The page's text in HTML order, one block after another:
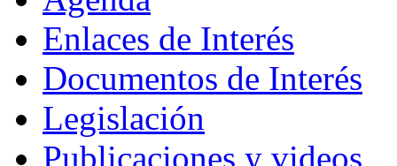
Enlaces de Interés
Documentos de Interés
Legislación
Publicaciones y videos